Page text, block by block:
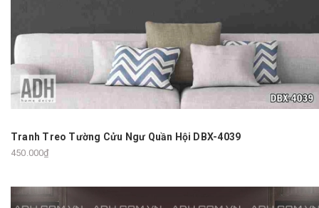
Tranh Treo Tường Cửu Ngư Quần Hội DBX-4039
450.000₫